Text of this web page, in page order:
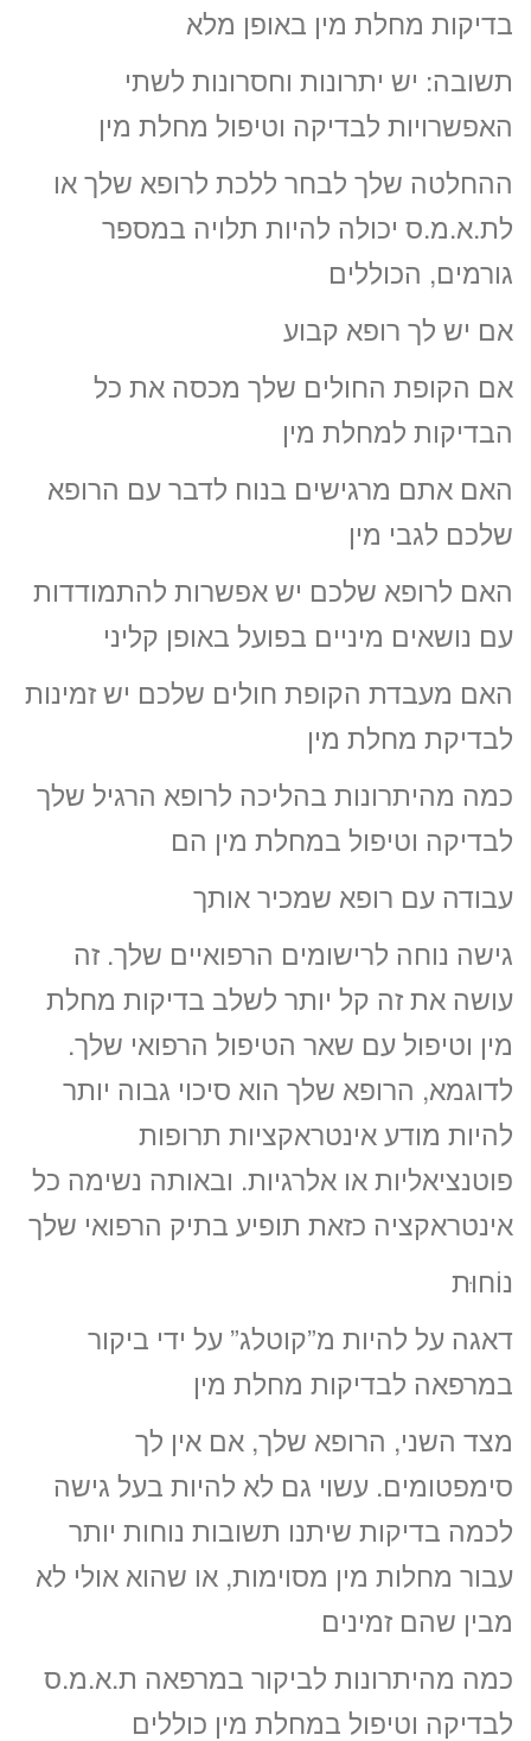
בדיקות מחלת מין באופן מלא
תשובה: יש יתרונות וחסרונות לשתי
האפשרויות לבדיקה וטיפול מחלת מין
ההחלטה שלך לבחר ללכת לרופא שלך או
לת.א.מ.ס יכולה להיות תלויה במספר
גורמים, הכוללים
אם יש לך רופא קבוע
אם הקופת החולים שלך מכסה את כל
הבדיקות למחלת מין
האם אתם מרגישים בנוח לדבר עם הרופא
שלכם לגבי מין
האם לרופא שלכם יש אפשרות להתמודדות
עם נושאים מיניים בפועל באופן קליני
האם מעבדת הקופת חולים שלכם יש זמינות
לבדיקת מחלת מין
כמה מהיתרונות בהליכה לרופא הרגיל שלך
לבדיקה וטיפול במחלת מין הם
עבודה עם רופא שמכיר אותך
גישה נוחה לרישומים הרפואיים שלך. זה
עושה את זה קל יותר לשלב בדיקות מחלת
מין וטיפול עם שאר הטיפול הרפואי שלך.
לדוגמא, הרופא שלך הוא סיכוי גבוה יותר
להיות מודע אינטראקציות תרופות
פוטנציאליות או אלרגיות. ובאותה נשימה כל
אינטראקציה כזאת תופיע בתיק הרפואי שלך
נוֹחוּת
דאגה על להיות מ”קוטלג” על ידי ביקור
במרפאה לבדיקות מחלת מין
מצד השני, הרופא שלך, אם אין לך
סימפטומים. עשוי גם לא להיות בעל גישה
לכמה בדיקות שיתנו תשובות נוחות יותר
עבור מחלות מין מסוימות, או שהוא אולי לא
מבין שהם זמינים
כמה מהיתרונות לביקור במרפאה ת.א.מ.ס
לבדיקה וטיפול במחלת מין כוללים